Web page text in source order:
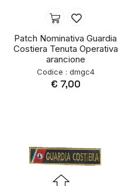
Patch Nominativa Guardia
Costiera Tenuta Operativa
arancione
Codice : dmgc4
€ 7,00